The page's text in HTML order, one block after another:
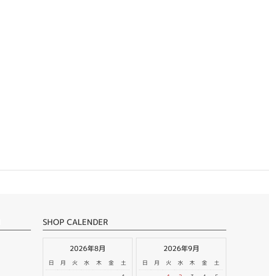
SHOP CALENDER
2026年8月
日 月 火 水 木 金
土
2026年9月
日 月 火 水 木 金
土